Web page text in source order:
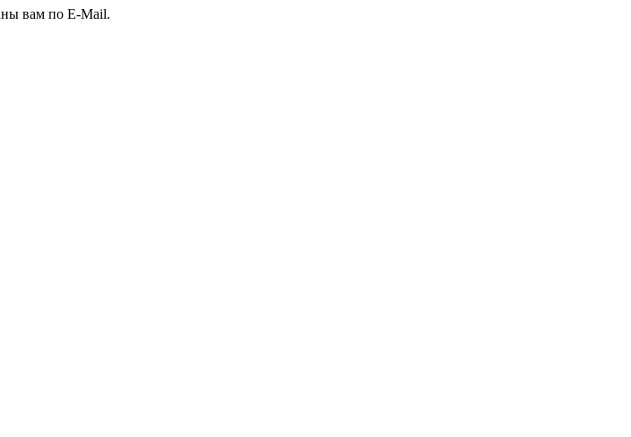
вам по E-Mail.